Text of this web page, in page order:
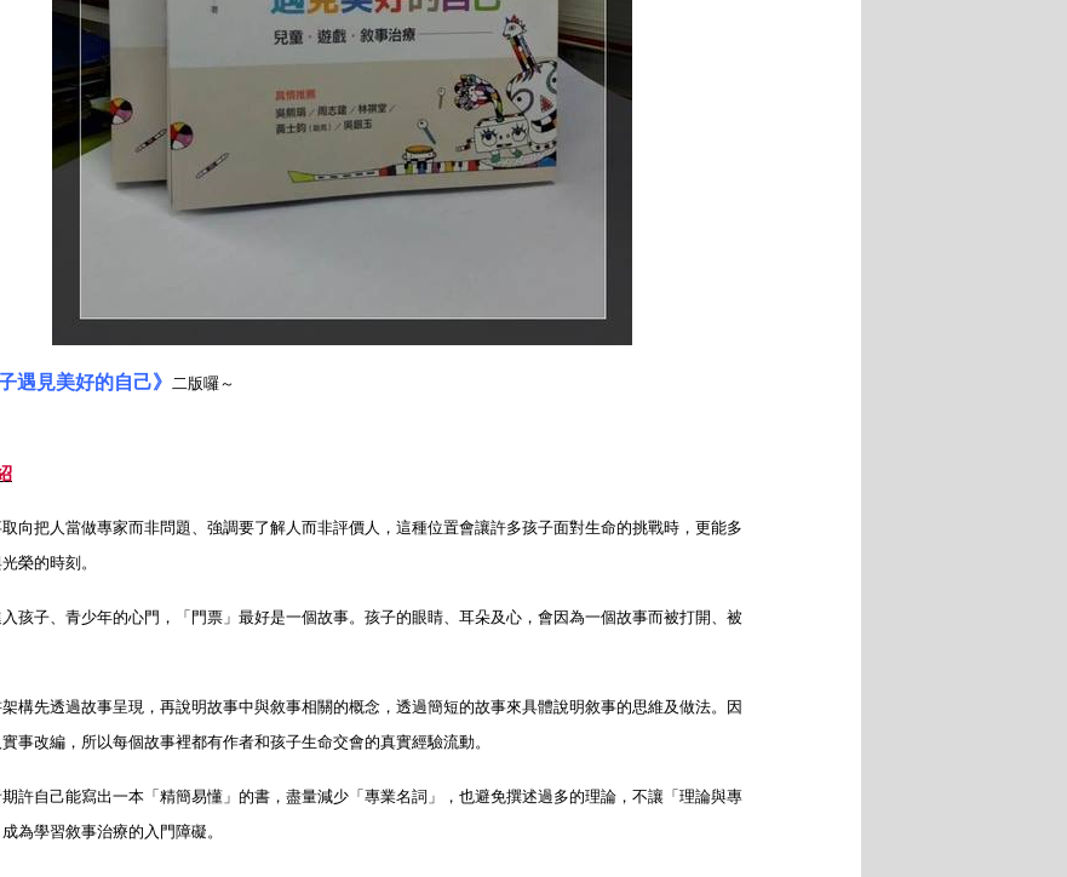
遇見美好的自己》 二版囉～
把人當做專家而非問題、強調要了解人而非評價人，這種位置會讓許多孩子面對生命的挑戰時，更能多
榮的時刻。
子、青少年的心門，「門票」最好是一個故事。孩子的眼睛、耳朵及心，會因為一個故事而被打開、被
先透過故事呈現，再說明故事中與敘事相關的概念，透過簡短的故事來具體說明敘事的思維及做法。因
事改編，所以每個故事裡都有作者和孩子生命交會的真實經驗流動。
自己能寫出一本「精簡易懂」的書，盡量減少「專業名詞」，也避免撰述過多的理論，不讓「理論與專
為學習敘事治療的入門障礙。